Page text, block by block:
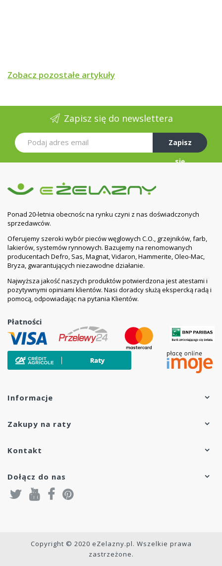
Zobacz pozostałe artykuły
Zapisz się do newslettera
Zapisz
się
Ponad 20-letnia obecnośc na rynku czyni z nas doświadczonych
sprzedawców.
Oferujemy szeroki wybór pieców węglowych C.O., grzejników, farb,
lakierów, systemów rynnowych. Bazujemy na renomowanych
producentach Defro, Sas, Magnat, Vidaron, Hammerite, Oleo-Mac,
Bryza, gwarantujących niezawodne działanie.
Najwyższa jakość naszych produktów potwierdzona jest atestami i
pozytywnymi opiniami klientów. Nasi doradcy służą ekspercką radą i
pomocą, odpowiadając na pytania Klientów.
Płatności
Informacje
Zakupy na raty
Kontakt
Dołącz do nas
Copyright © 2020 eZelazny.pl. Wszelkie prawa
zastrzeżone.